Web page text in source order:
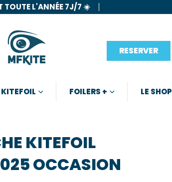
TOUTE L'ANNÉE 7J/7 ☀️
RESERVER
KITEFOIL FOILERS + LE SHOP
KITEFOIL
OCCASION